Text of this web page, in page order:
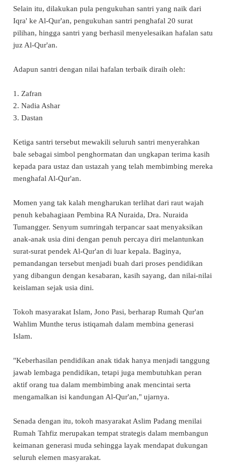
Selain itu, dilakukan pula pengukuhan santri yang naik dari
Iqra' ke Al-Qur'an, pengukuhan santri penghafal 20 surat
pilihan, hingga santri yang berhasil menyelesaikan hafalan satu
juz Al-Qur'an.
Adapun santri dengan nilai hafalan terbaik diraih oleh:
1. Zafran
2. Nadia Ashar
3. Dastan
Ketiga santri tersebut mewakili seluruh santri menyerahkan
bale sebagai simbol penghormatan dan ungkapan terima kasih
kepada para ustaz dan ustazah yang telah membimbing mereka
menghafal Al-Qur'an.
Momen yang tak kalah mengharukan terlihat dari raut wajah
penuh kebahagiaan Pembina RA Nuraida, Dra. Nuraida
Tumangger. Senyum sumringah terpancar saat menyaksikan
anak-anak usia dini dengan penuh percaya diri melantunkan
surat-surat pendek Al-Qur'an di luar kepala. Baginya,
pemandangan tersebut menjadi buah dari proses pendidikan
yang dibangun dengan kesabaran, kasih sayang, dan nilai-nilai
keislaman sejak usia dini.
Tokoh masyarakat Islam, Jono Pasi, berharap Rumah Qur'an
Wahlim Munthe terus istiqamah dalam membina generasi
Islam.
"Keberhasilan pendidikan anak tidak hanya menjadi tanggung
jawab lembaga pendidikan, tetapi juga membutuhkan peran
aktif orang tua dalam membimbing anak mencintai serta
mengamalkan isi kandungan Al-Qur'an," ujarnya.
Senada dengan itu, tokoh masyarakat Aslim Padang menilai
Rumah Tahfiz merupakan tempat strategis dalam membangun
keimanan generasi muda sehingga layak mendapat dukungan
seluruh elemen masyarakat.